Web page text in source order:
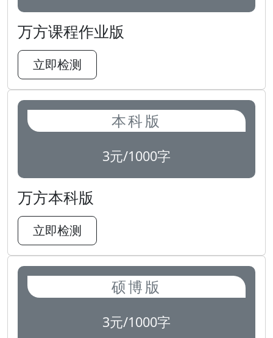
万方课程作业版
立即检测
本科版
3元/1000字
万方本科版
立即检测
硕博版
3元/1000字